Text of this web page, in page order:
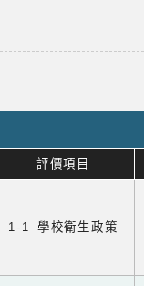
評價項目
1-1 學校衛生政策